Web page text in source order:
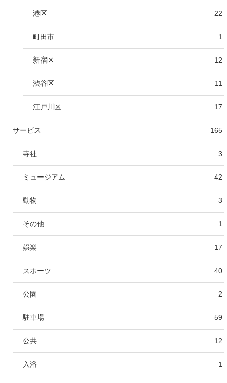
港区 22
町田市 1
新宿区 12
渋谷区 11
江戸川区 17
サービス 165
寺社 3
ミュージアム 42
動物 3
その他 1
娯楽 17
スポーツ 40
公園 2
駐車場 59
公共 12
入浴 1